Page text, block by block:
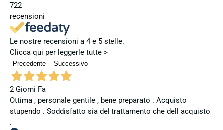
722
recensioni
Le nostre recensioni a 4 e 5 stelle.
Clicca qui per leggerle tutte >
Precedente Successivo
2 Giorni Fa
Ottima , personale gentile , bene preparato . Acquisto
stupendo . Soddisfatto sia del trattamento che dell acquisto
.